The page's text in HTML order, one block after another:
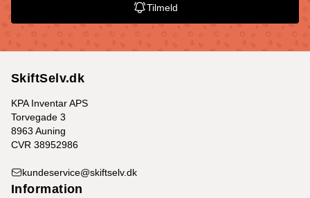
Tilmeld
SkiftSelv.dk
KPA Inventar APS
Torvegade 3
8963 Auning
CVR 38952986
kundeservice@skiftselv.dk
Information